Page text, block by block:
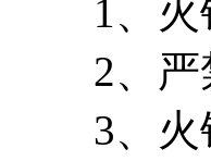
1、火锅
2、严禁
3、火锅